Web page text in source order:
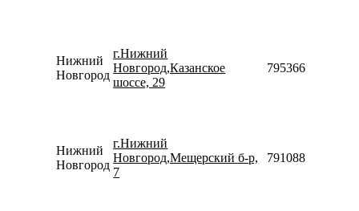
Нижний
Новгород
г.Нижний
Новгород,Казанское
шоссе, 29
79536674749
Нижний
Новгород
г.Нижний
Новгород,Мещерский б-р,
7
79108804439